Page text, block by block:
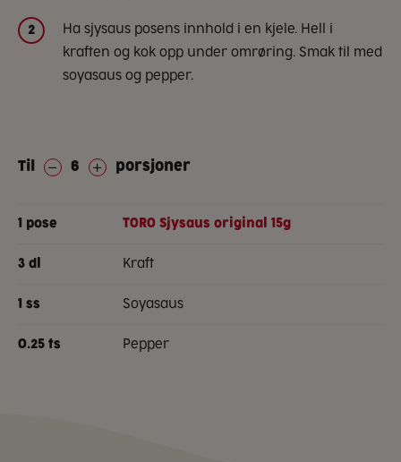
Til 6 porsjoner
1 pose TORO Sjysaus original 15g
3 dl kraft
1 ss soyasaus
0.25 ts pepper
2
Ha sjysaus posens innhold i en kjele. Hell i
kraften og kok opp under omrøring. Smak til med
soyasaus og pepper.